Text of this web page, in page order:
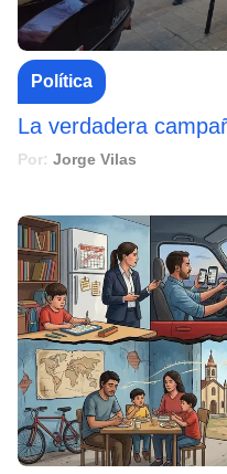
Política
La verdadera
Por: Jorge Vilas